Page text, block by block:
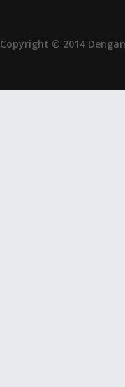
Copyright © 2014